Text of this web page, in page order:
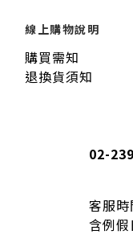
線上購物說明
購買需知
退換貨須知
02-
客服時
含例假